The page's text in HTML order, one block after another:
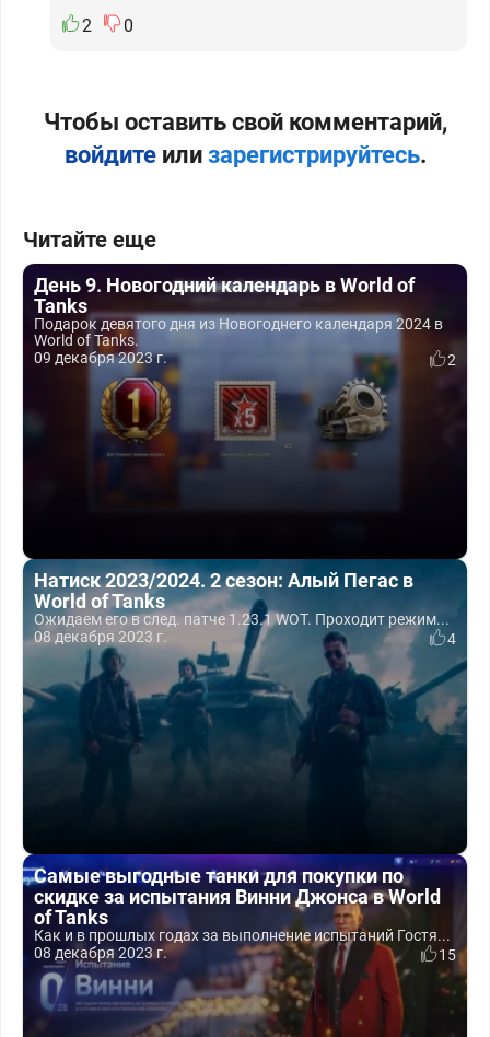
2
0
Чтобы оставить свой комментарий,
войдитеили зарегистрируйтесь.
Читайте еще
День 9. Новогодний календарь в World of
Tanks
Подарок девятого дня из Новогоднего календаря 2024 в
World of Tanks.
09 декабря 2023 г.
2
Натиск 2023/2024. 2 сезон: Алый Пегас в
World of Tanks
Ожидаем его в след. патче 1.23.1 WOT. Проходит режим...
08 декабря 2023 г.
4
Самые выгодные танки для покупки по
скидке за испытания Винни Джонса в World
of Tanks
Как и в прошлых годах за выполнение испытаний Гостя...
08 декабря 2023 г.
15